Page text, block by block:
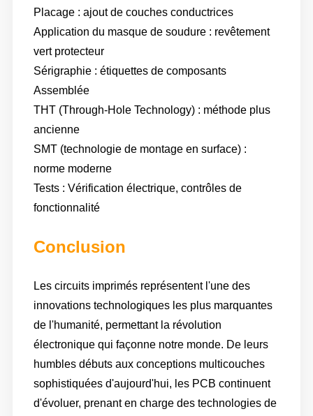
Placage : ajout de couches conductrices
Application du masque de soudure : revêtement
vert protecteur
Sérigraphie : étiquettes de composants
Assemblée
THT (Through-Hole Technology) : méthode plus
ancienne
SMT (technologie de montage en surface) :
norme moderne
Tests : Vérification électrique, contrôles de
fonctionnalité
Conclusion
Les circuits imprimés représentent l'une des
innovations technologiques les plus marquantes
de l'humanité, permettant la révolution
électronique qui façonne notre monde. De leurs
humbles débuts aux conceptions multicouches
sophistiquées d'aujourd'hui, les PCB continuent
d'évoluer, prenant en charge des technologies de